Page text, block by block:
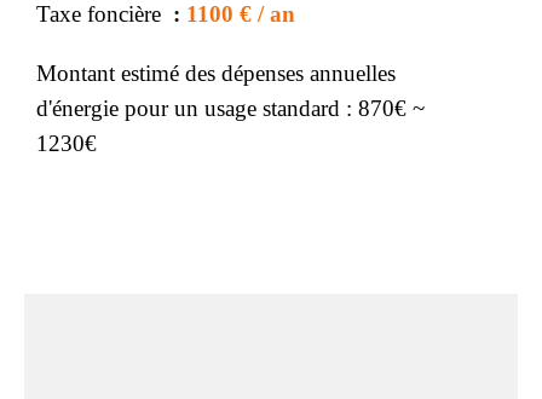
Taxe foncière 1100 € / an
Montant estimé des dépenses annuelles
d'énergie pour un usage standard : 870€ ~
1230€